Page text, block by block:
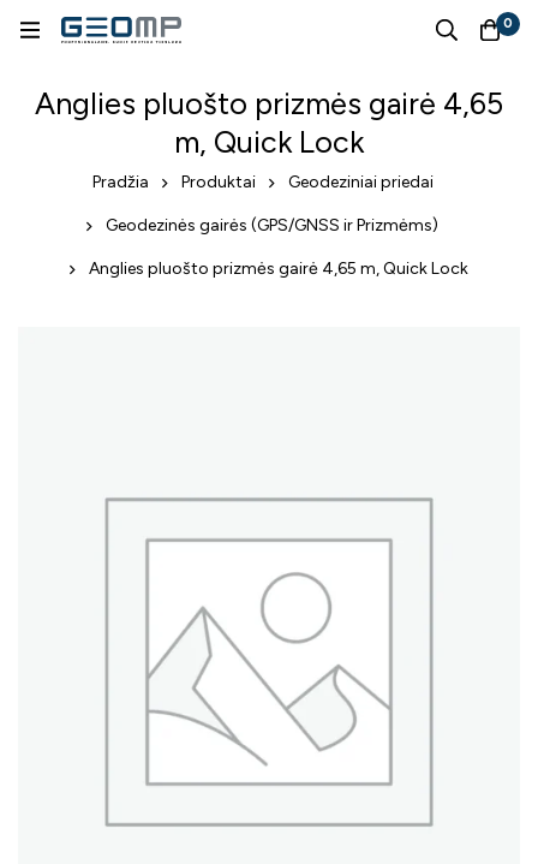
0
Anglies pluošto prizmės gairė 4,65
m, Quick Lock
Pradžia Produktai Geodeziniai priedai
Geodezinės gairės (GPS/GNSS ir Prizmėms)
Anglies pluošto prizmės gairė 4,65 m, Quick Lock